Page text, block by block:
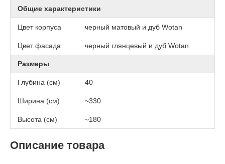
Общие характеристики
Цвет корпуса черный матовый и дуб Wotan
Цвет фасада черный глянцевый и дуб Wotan
Размеры
Глубина (см) 40
Ширина (см) ~330
Высота (см) ~180
Описание товара